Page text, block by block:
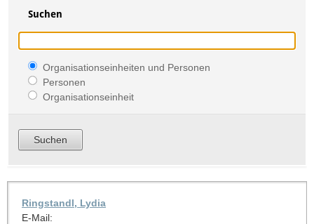
Suchen
Organisationseinheiten und Personen
Personen
Organisationseinheit
Ringstandl, Lydia
E-Mail: